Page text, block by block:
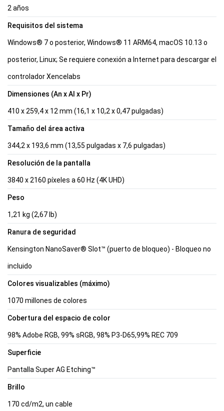
2 años
Requisitos del sistema
Windows® 7 o posterior, Windows® 11 ARM64, macOS 10.13 o
posterior, Linux; Se requiere conexión a Internet para descargar el
controlador Xencelabs
Dimensiones (An x Al x Pr)
410 x 259,4 x 12 mm (16,1 x 10,2 x 0,47 pulgadas)
Tamaño del área activa
344,2 x 193,6 mm (13,55 pulgadas x 7,6 pulgadas)
Resolución de la pantalla
3840 x 2160 píxeles a 60 Hz (4K UHD)
Peso
1,21 kg (2,67 lb)
Ranura de seguridad
Kensington NanoSaver® Slot™ (puerto de bloqueo) - Bloqueo no
incluido
Colores visualizables (máximo)
1070 millones de colores
Cobertura del espacio de color
98% Adobe RGB, 99% sRGB, 98% P3-D65,99% REC 709
Superficie
Pantalla Super AG Etching™
Brillo
170 cd/m2, un cable